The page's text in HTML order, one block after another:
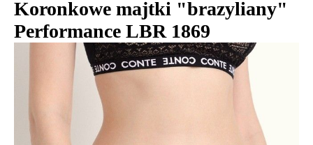
Koronkowe majtki "brazyliany"
Performance LBR 1869